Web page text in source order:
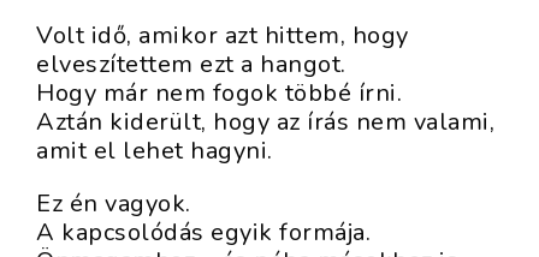
Volt idő, amikor azt hittem, hogy
elveszítettem ezt a hangot.
Hogy már nem fogok többé írni.
Aztán kiderült, hogy az írás nem valami,
amit el lehet hagyni.
Ez én vagyok.
A kapcsolódás egyik formája.